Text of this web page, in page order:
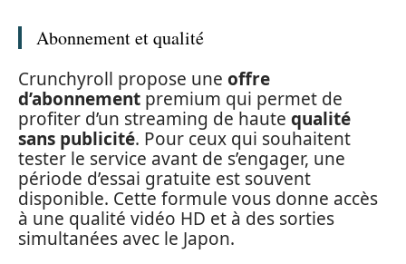
Abonnement et qualité
Crunchyroll propose une offre
d’abonnement premium qui permet de
profiter d’un streaming de haute qualité
sans publicité. Pour ceux qui souhaitent
tester le service avant de s’engager, une
période d’essai gratuite est souvent
disponible. Cette formule vous donne accès
à une qualité vidéo HD et à des sorties
simultanées avec le Japon.